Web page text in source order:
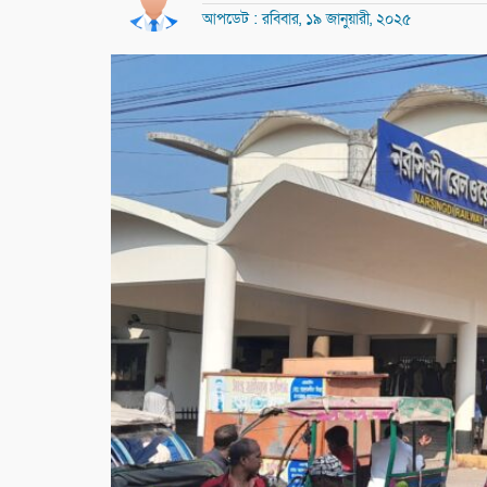
আপডেট : রবিবার, ১৯ জানুয়ারী, ২০২৫